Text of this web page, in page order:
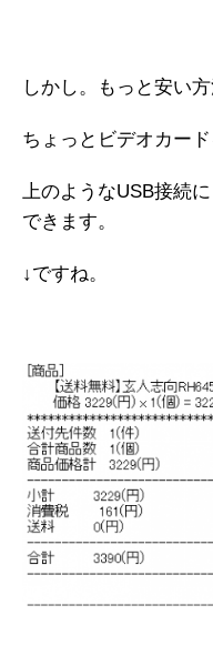
しかし。もっと安い方
ちょっとビデオカード
上のようなUSB接続
できます。
↓ですね。